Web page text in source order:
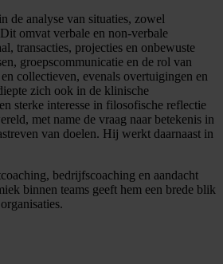
de analyse van situaties, zowel
omvat verbale en non-verbale
transacties, projecties en onbewuste
groepscommunicatie en de rol van
collectieven, evenals overtuigingen en
zich ook in de klinische
sterke interesse in filosofische reflectie
met name de vraag naar betekenis in
van doelen. Hij werkt daarnaast in
bedrijfscoaching en aandacht
binnen teams geeft hem een brede blik